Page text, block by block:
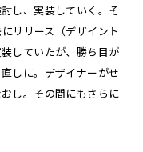
し、実装していく。そ
リリース（デザイント
していたが、勝ち目が
しに。デザイナーがせ
し。その間にもさらに